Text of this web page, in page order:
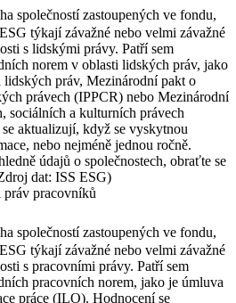
společností zastoupených ve fondu,
týkají závažné nebo velmi závažné
s lidskými právy. Patří sem
norem v oblasti lidských práv, jako
práv, Mezinárodní pakt o
právech (IPPCR) nebo Mezinárodní
sociálních a kulturních právech
aktualizují, když se vyskytnou
nebo nejméně jednou ročně.
údajů o společnostech, obraťte se
dat: ISS ESG)
pracovníků
společností zastoupených ve fondu,
týkají závažné nebo velmi závažné
s pracovními právy. Patří sem
pracovních norem, jako je úmluva
práce (ILO). Hodnocení se